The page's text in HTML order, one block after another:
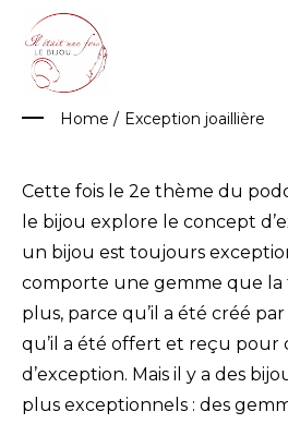
content
Home / Exception joaillière
Cette fois le 2e thème du
le bijou explore le concept
un bijou est toujours
comporte une gemme que
plus, parce qu’il a été créé
qu’il a été offert et reçu pour
d’exception. Mais il y a des
plus exceptionnels : des